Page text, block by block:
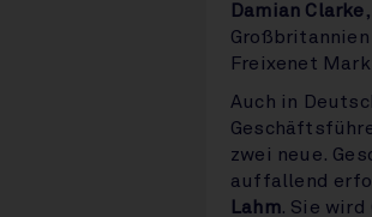
Damian Clarke
Freixenet
Auch in
zwei neue.
auffallend
Lahm. Sie